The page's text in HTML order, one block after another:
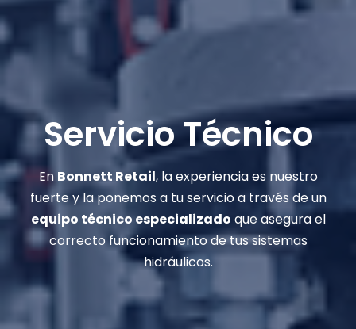
Servicio Técnico
En Bonnett Retail, la experiencia es nuestro
fuerte y la ponemos a tu servicio a través de un
equipo técnico especializado que asegura el
correcto funcionamiento de tus sistemas
hidráulicos.